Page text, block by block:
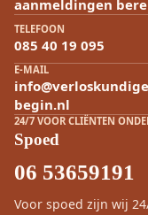
aanmeldingen
TELEFOON
085 40 19 095
E-MAIL
begin.nl
24/7 VOOR CLIËNTEN
Spoed
06 53659191
Voor spoed zijn wij